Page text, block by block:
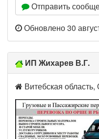
Отправить
Обновлено 30
ИП Жихарев В.Г.
Витебская